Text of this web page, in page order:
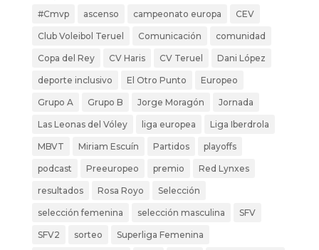
#Cmvp ascenso campeonato europa CEV
Club Voleibol Teruel Comunicación comunidad
Copa del Rey CV Haris CV Teruel Dani López
deporte inclusivo El Otro Punto Europeo
Grupo A Grupo B Jorge Moragón Jornada
Las Leonas del Vóley liga europea Liga Iberdrola
MBVT Miriam Escuín Partidos playoffs
podcast Preeuropeo premio Red Lynxes
resultados Rosa Royo Selección
selección femenina selección masculina SFV
SFV2 sorteo Superliga Femenina